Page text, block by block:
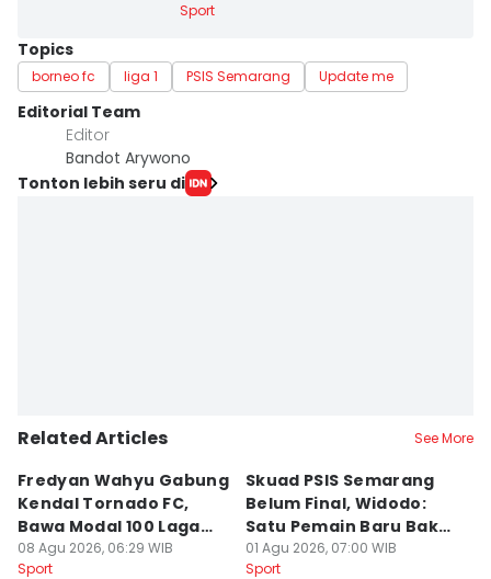
Sport
Topics
borneo fc liga 1 PSIS Semarang Update me
Editorial Team
Editor
Bandot Arywono
Tonton lebih seru di
Related Articles See More
Fredyan Wahyu Gabung
Kendal Tornado FC,
Bawa Modal 100 Laga
Liga 1
08 Agu 2026, 06:29 WIB
Sport
Skuad PSIS Semarang
Belum Final, Widodo:
Satu Pemain Baru Bakal
Gabung
01 Agu 2026, 07:00 WIB
Sport